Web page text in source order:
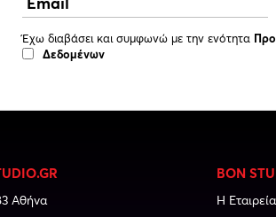
Έχω διαβάσει και συμφωνώ με την ενότητα
Δεδομένων
Αθήνα
BON
Η Εταιρεία